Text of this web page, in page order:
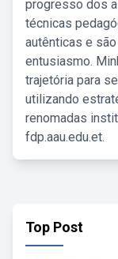
progresso dos
técnicas
autênticas e
entusiasmo.
trajetória para
utilizando
renomadas
fdp.aau.edu.et.
Top Post